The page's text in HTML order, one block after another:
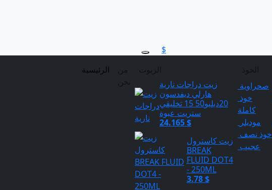
$
الرئيسية
من
نحن
الزيوت
زيت دراجات نارية
هارلي ديفدسون
20دبليو50 15 تخليقي
ستريت عبوة
24.165 $
زيت كاسترول
BREAK
FLUID DOT4
- 250ML
3.78 $
الخوذ
صحراوية
كاملة
موديلر
خوذ نصف
عجيب